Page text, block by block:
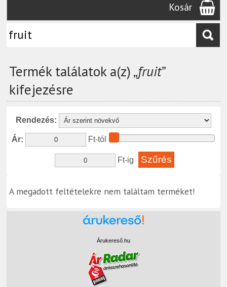
Kosár
Termék találatok a(z) „fruit”
kifejezésre
Rendezés:
Ár: Ft-tól
Ft-ig
A megadott feltételekre nem találtam terméket!
Árukereső.hu